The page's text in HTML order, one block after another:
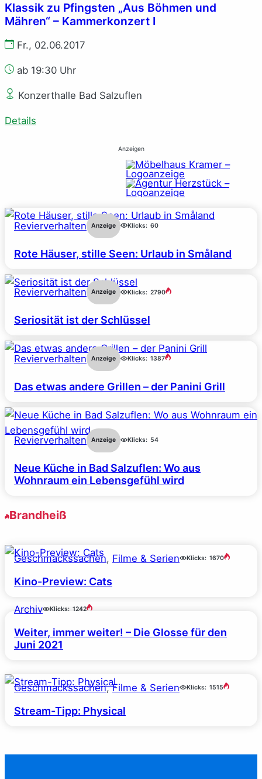
Klassik zu Pfingsten „Aus Böhmen und
Mähren“ – Kammerkonzert I
Fr., 02.06.2017
ab 19:30 Uhr
Konzerthalle Bad Salzuflen
Details
Anzeigen
Revierverhalten Anzeige Klicks: 60
Rote Häuser, stille Seen: Urlaub in Småland
Revierverhalten Anzeige Klicks: 2790
Seriosität ist der Schlüssel
Revierverhalten Anzeige Klicks: 1387
Das etwas andere Grillen – der Panini Grill
Revierverhalten Anzeige Klicks: 54
Neue Küche in Bad Salzuflen: Wo aus
Wohnraum ein Lebensgefühl wird
Brandheiß
Geschmackssachen, Filme & Serien Klicks: 1670
Kino-Preview: Cats
Archiv Klicks: 1242
Weiter, immer weiter! – Die Glosse für den
Juni 2021
Geschmackssachen, Filme & Serien Klicks: 1515
Stream-Tipp: Physical